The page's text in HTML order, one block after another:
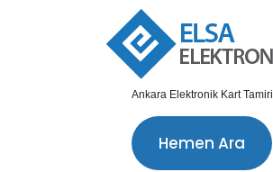
Ankara Elektronik Kart Tamiri
Hemen Ara